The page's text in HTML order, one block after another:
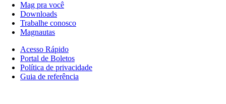
Mag pra você
Downloads
Trabalhe conosco
Magnautas
Acesso Rápido
Portal de Boletos
Política de privacidade
Guia de referência